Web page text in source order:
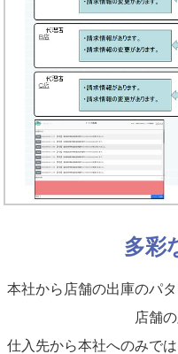
多彩
本社から店舗の出庫のパ
店舗
仕入先から本社へのみで